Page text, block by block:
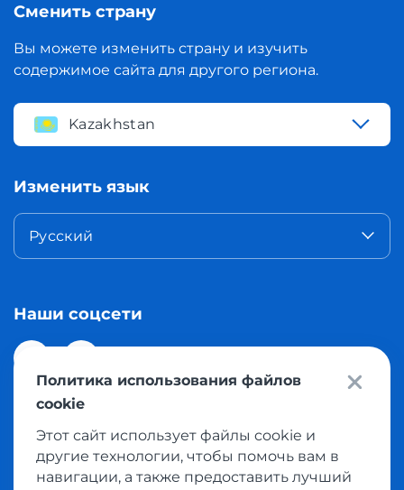
Сменить страну
Вы можете изменить страну и изучить
содержимое сайта для другого региона.
Kazakhstan
Изменить язык
Русский
Наши соцсети
© 2026 Meest Shopping доставка покупок с интернет
магазинов мира в Казахстан. Все права защищены
Политика использования файлов
cookie
Этот сайт использует файлы cookie и
другие технологии, чтобы помочь вам в
навигации, а также предоставить лучший